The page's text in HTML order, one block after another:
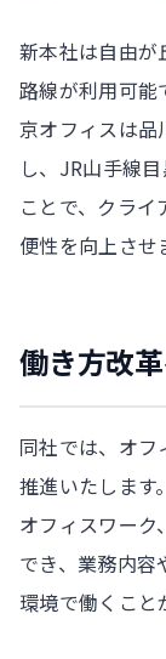
新本社は自由が
路線が利用可能
京オフィスは品
し、JR山手線
ことで、クラ
便性を向上させ
働き方改
同社では、オ
推進いたします
オフィスワー
でき、業務内
環境で働くこと